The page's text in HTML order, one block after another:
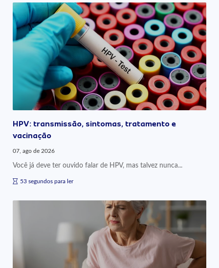
HPV: transmissão, sintomas, tratamento e
vacinação
07, ago de 2026
Você já deve ter ouvido falar de HPV, mas talvez nunca...
53 segundos para ler